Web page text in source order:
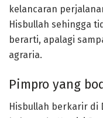
kelancaran
Hisbullah sehingga
berarti, apalagi
agraria.
Pimpro yang
Hisbullah berkarir di